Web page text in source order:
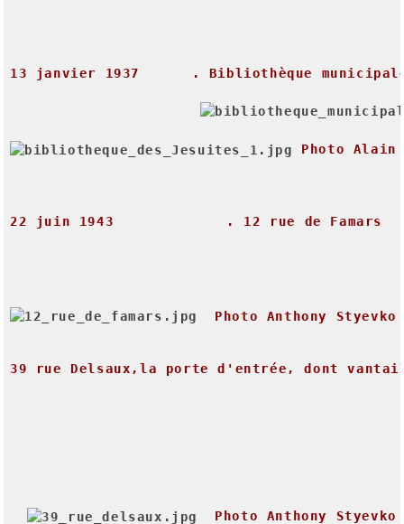
13 janvier 1937 . Bibliothèque
Photo Alain
22 juin 1943 . 12 rue de Famars
Photo Anthony Styevko
39 rue Delsaux,la porte d'entrée, dont
Photo Anthony Styevko